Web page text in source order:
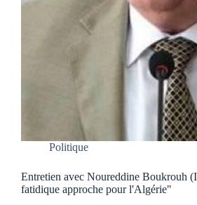
Politique
Entretien avec Noureddine Boukrouh
fatidique approche pour l'Algérie"